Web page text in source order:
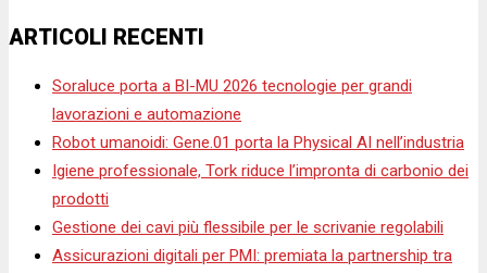
ARTICOLI RECENTI
Soraluce porta a BI-MU 2026 tecnologie per grandi
lavorazioni e automazione
Robot umanoidi: Gene.01 porta la Physical AI nell’industria
Igiene professionale, Tork riduce l’impronta di carbonio dei
prodotti
Gestione dei cavi più flessibile per le scrivanie regolabili
Assicurazioni digitali per PMI: premiata la partnership tra